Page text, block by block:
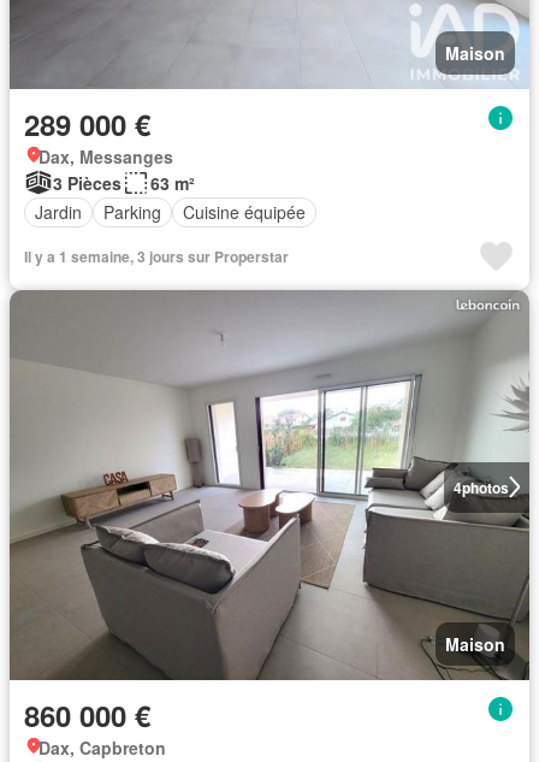
Maison
289 000 €
Dax, Messanges
3 Pièces
63 m²
Jardin
Parking Cuisine équipée
Il y a 1 semaine, 3 jours sur Properstar
4photos
Maison
860 000 €
Dax, Capbreton